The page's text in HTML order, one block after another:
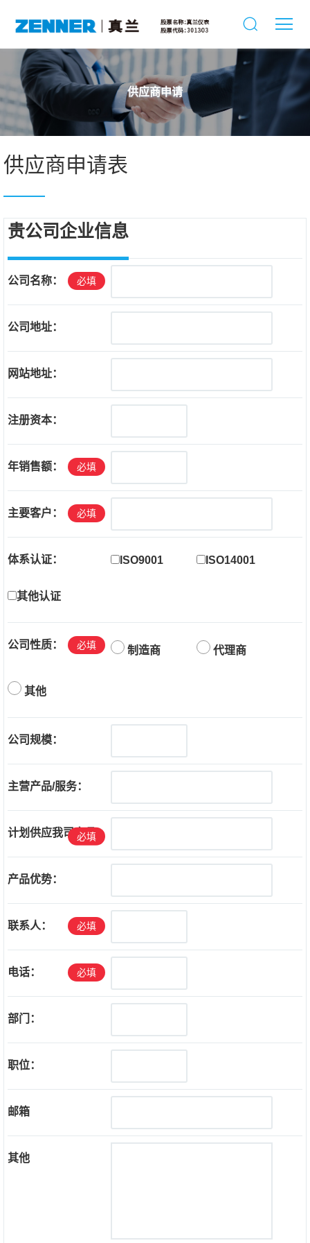
供应商申请
供应商申请表
贵公司企业信息
公司名称： 必填
公司地址：
网站地址：
注册资本：
年销售额： 必填
主要客户： 必填
体系认证： ISO9001 ISO14001
其他认证
公司性质： 必填 制造商 代理商
其他
公司规模：
主营产品/服务：
计划供应我司产品：
必填
产品优势：
联系人： 必填
电话： 必填
部门：
职位：
邮箱
其他